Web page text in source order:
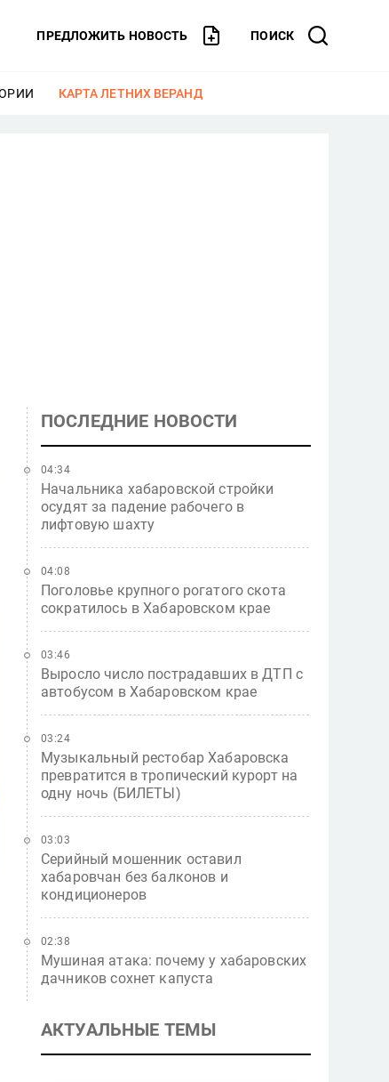
ПРЕДЛОЖИТЬ НОВОСТЬ ПОИСК
ЕЩЕ
КАРТА ЛЕТНИХ ВЕРАНД
ПОСЛЕДНИЕ НОВОСТИ
Начальника хабаровской стройки
осудят за падение рабочего в
лифтовую шахту
04:34
Поголовье крупного рогатого скота
сократилось в Хабаровском крае
04:08
Выросло число пострадавших в ДТП с
автобусом в Хабаровском крае
03:46
Музыкальный рестобар Хабаровска
превратится в тропический курорт на
одну ночь (БИЛЕТЫ)
03:24
Серийный мошенник оставил
хабаровчан без балконов и
кондиционеров
03:03
Мушиная атака: почему у хабаровских
дачников сохнет капуста
02:38
АКТУАЛЬНЫЕ ТЕМЫ